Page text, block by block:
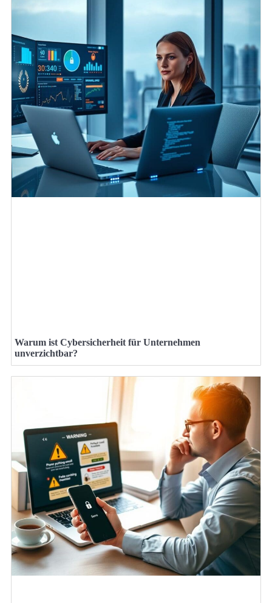
Warum ist Cybersicherheit für Unternehmen
unverzichtbar?